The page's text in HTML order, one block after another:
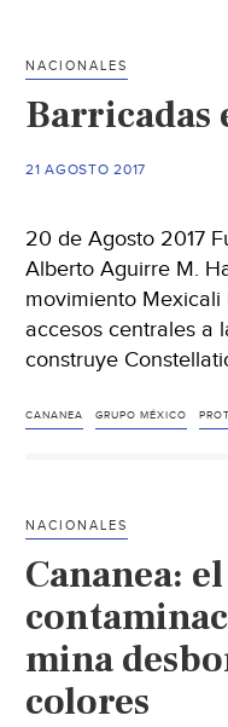
NACIONALES
Barricadas
21 AGOSTO 2017
20 de Agosto 2017
Alberto Aguirre M.
movimiento Mexicali
accesos centrales a
construye
CANANEA GRUPO MÉXICO
NACIONALES
Cananea:
mina
colores